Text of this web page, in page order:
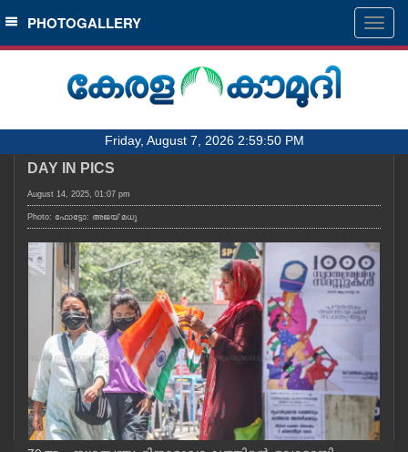
SECTIONS
HOME
NOTIFIED NEWS
KERALA
LOCAL
OBITUARY
NEWS 360
CASE DIARY
PHOTOGALLERY
Friday, August 7, 2026 2:59:50 PM
DAY IN PICS
August 14, 2025, 01:07 pm
Photo: ഫോട്ടോ: അജയ് മധു